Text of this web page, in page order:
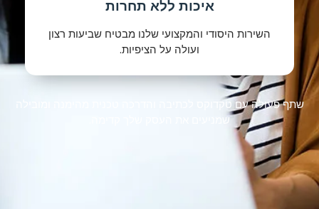
איכות ללא תחרות
השירות היסודי והמקצועי שלנו מבטיח שביעות רצון
ועולה על הציפיות.
שתף פעולה עם טקדוקס לכתיבה והדרכה טכנית מהימנה ומובילה
שמניעים את העסק שלך קדימה.